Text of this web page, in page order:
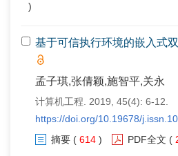
)
基于可信执行环境的嵌入式
孟子琪,张倩颖,施智平,关永
计算机工程. 2019, 45(4): 6-12.
https://doi.org/10.19678/
摘要 ( 614 ) PDF全文 (